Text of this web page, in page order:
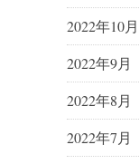
2022年10月
2022年9月
2022年8月
2022年7月